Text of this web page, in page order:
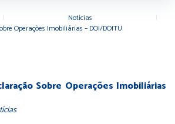
Notícias
Operações Imobiliárias – DOI/DOITU
Sobre Operações Imobiliárias